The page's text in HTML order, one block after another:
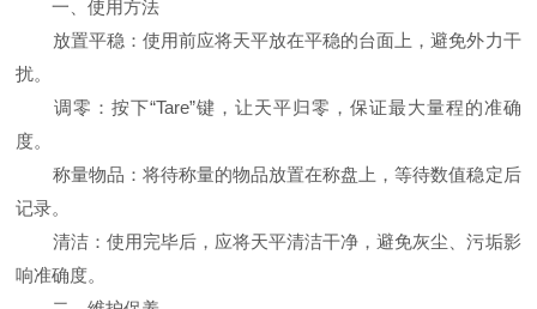
一、使用方法
放置平稳：使用前应将天平放在平稳的台面上，避免外力干
扰。
调零：按下“Tare”键，让天平归零，保证最大量程的准确
度。
称量物品：将待称量的物品放置在称盘上，等待数值稳定后
记录。
清洁：使用完毕后，应将天平清洁干净，避免灰尘、污垢影
响准确度。